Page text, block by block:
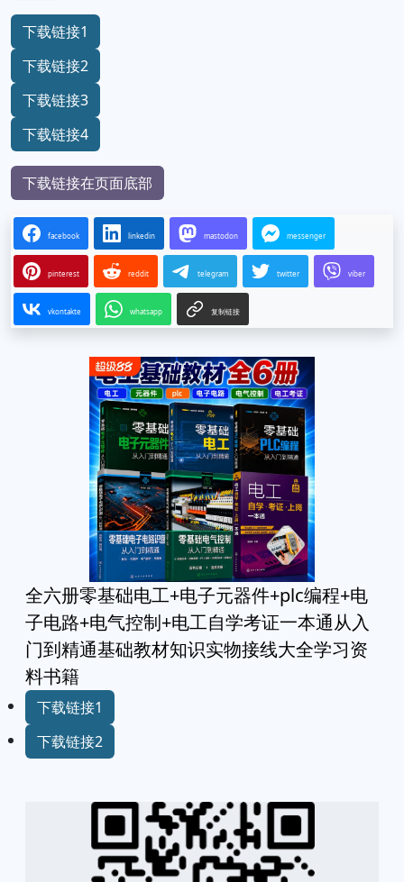
下载链接1
下载链接2
下载链接3
下载链接4
下载链接在页面底部
facebook linkedin mastodon messenger
pinterest reddit telegram twitter viber
vkontakte whatsapp 复制链接
全六册零基础电工+电子元器件+plc编程+电
子电路+电气控制+电工自学考证一本通从入
门到精通基础教材知识实物接线大全学习资
料书籍
下载链接1
下载链接2